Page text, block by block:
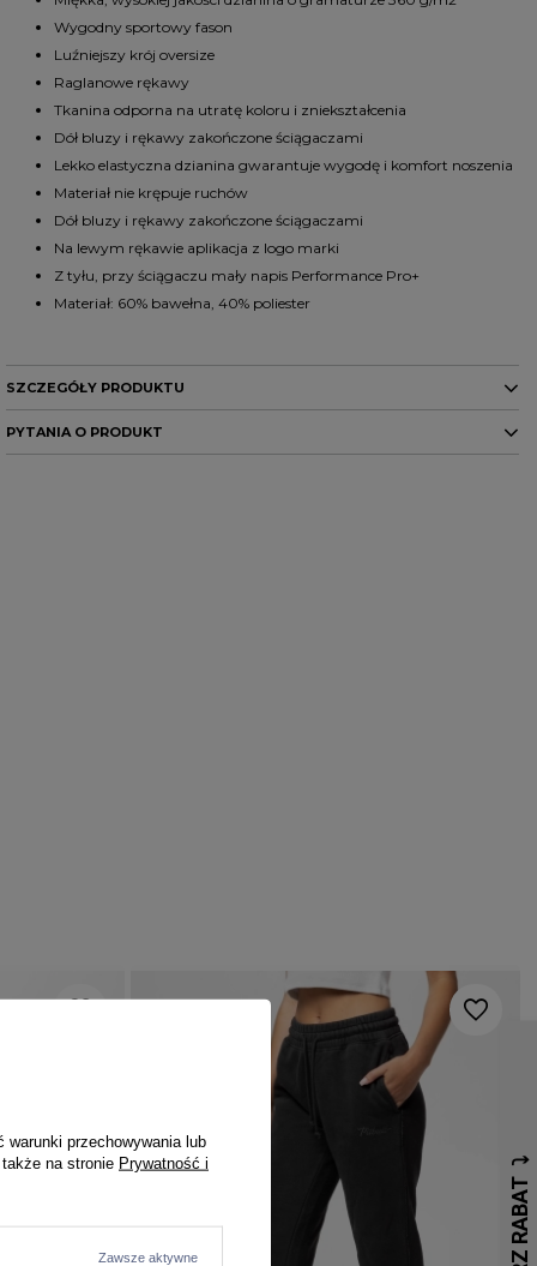
Wygodny sportowy fason
Luźniejszy krój oversize
Raglanowe rękawy
Tkanina odporna na utratę koloru i zniekształcenia
Dół bluzy i rękawy zakończone ściągaczami
Lekko elastyczna dzianina gwarantuje wygodę i komfort noszenia
Materiał nie krępuje ruchów
Dół bluzy i rękawy zakończone ściągaczami
Na lewym rękawie aplikacja z logo marki
Z tyłu, przy ściągaczu mały napis Performance Pro+
Materiał: 60% bawełna, 40% poliester
SZCZEGÓŁY PRODUKTU
Marka PITBULL
PYTANIA O PRODUKT
warunki przechowywania lub
na stronie Prywatność i
Zawsze aktywne